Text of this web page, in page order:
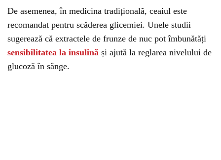
De asemenea, în medicina tradițională, ceaiul este
recomandat pentru scăderea glicemiei. Unele studii
sugerează că extractele de frunze de nuc pot îmbunătăți
sensibilitatea la insulină și ajută la reglarea nivelului de
glucoză în sânge.